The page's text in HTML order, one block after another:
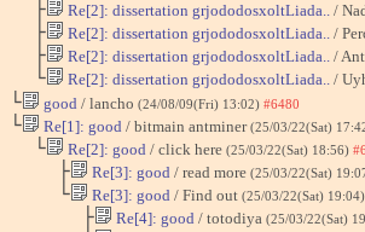
├ Re[2]: dissertation grjododosxoltLiada.. /
├ Re[2]: dissertation grjododosxoltLiada.. /
├ Re[2]: dissertation grjododosxoltLiada.. /
└ Re[2]: dissertation grjododosxoltLiada.. /
└ good / lancho (24/08/09(Fri) 13:02) #6480
└ Re[1]: good / bitmain antminer(25/03/22(Sat)
└ Re[2]: good / click here (25/03/22(Sat) 18:56)
├ Re[3]: good / read more (25/03/22(Sat)
└ Re[3]: good / Find out (25/03/22(Sat) 19:04)
├ Re[4]: good / totodiya (25/03/22(Sat)